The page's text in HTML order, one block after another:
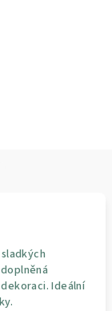
Ideální